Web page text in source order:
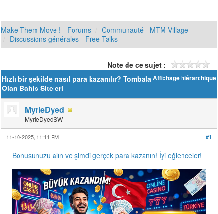
Make Them Move ! - Forums
Communauté - MTM Village
Discussions générales - Free Talks
Note de ce sujet :
Affichage hiérarchique
Hızlı bir şekilde nasıl para kazanılır? Tombala
Olan Bahis Siteleri
MyrleDyed
MyrleDyedSW
#1
11-10-2025, 11:11 PM
Bonusunuzu alın ve şimdi gerçek para kazanın! İyi eğlenceler!